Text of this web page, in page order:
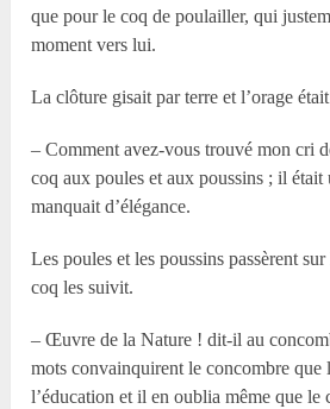
que pour le coq de poulailler, qui
moment vers lui.
La clôture gisait par terre et l’orage était
– Comment avez-vous trouvé mon cri
coq aux poules et aux poussins ; il était
manquait d’élégance.
Les poules et les poussins passèrent
coq les suivit.
– Œuvre de la Nature ! dit-il au
mots convainquirent le concombre que
l’éducation et il en oublia même que le